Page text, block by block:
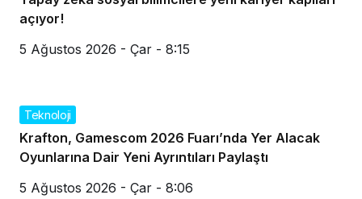
açıyor!
5 Ağustos 2026 - Çar - 8:15
Teknoloji
Krafton, Gamescom 2026 Fuarı’nda Yer Alacak
Oyunlarına Dair Yeni Ayrıntıları Paylaştı
5 Ağustos 2026 - Çar - 8:06